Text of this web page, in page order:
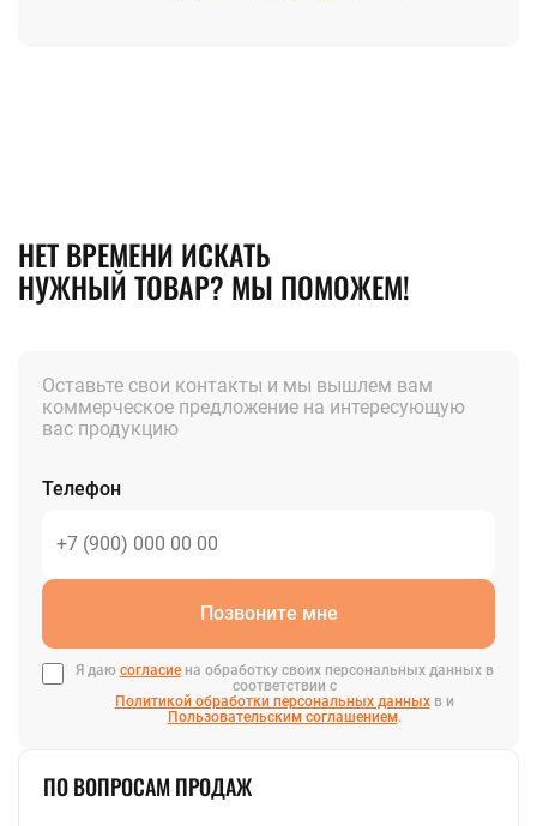
НЕТ ВРЕМЕНИ ИСКАТЬ
НУЖНЫЙ ТОВАР? МЫ ПОМОЖЕМ!
Оставьте свои контакты и мы вышлем вам
коммерческое предложение на интересующую
вас продукцию
Телефон
Позвоните мне
Я даю согласиена обработку своих персональных данных в
соответствии с
Политикой обработки персональных данныхв и
Пользовательским соглашением.
ПО ВОПРОСАМ ПРОДАЖ